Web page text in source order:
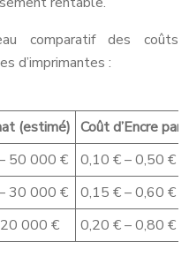
comparatif des coûts
d’imprimantes :
(estimé) Coût d’Encre
50 000 €
0,10 € – 0,50 €
30 000 €
0,15 € – 0,60 €
000 € 0,20 € – 0,80 €